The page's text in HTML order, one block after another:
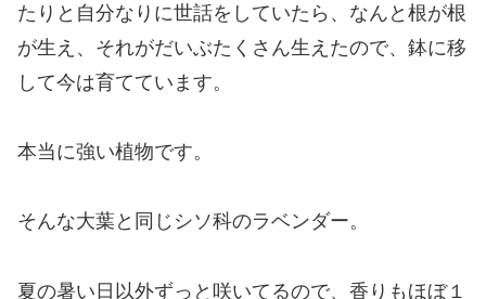
たりと自分なりに世話をしていたら、なんと根が根
が生え、それがだいぶたくさん生えたので、鉢に移
して今は育てています。
本当に強い植物です。
そんな大葉と同じシソ科のラベンダー。
夏の暑い日以外ずっと咲いてるので、香りもほぼ１